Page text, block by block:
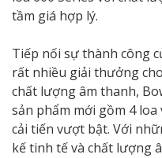
tầm giá hợp lý.
Tiếp nối sự thành công
rất nhiều giải thưởng
chất lượng âm thanh,
sản phẩm mới gồm 4
cải tiến vượt bật. Với
kế tinh tế và chất lượng